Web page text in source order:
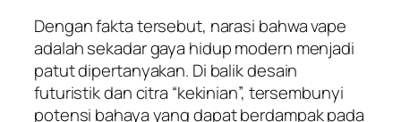
Dengan fakta tersebut, narasi bahwa vape
adalah sekadar gaya hidup modern menjadi
patut dipertanyakan. Di balik desain
futuristik dan citra “kekinian”, tersembunyi
potensi bahaya yang dapat berdampak pada